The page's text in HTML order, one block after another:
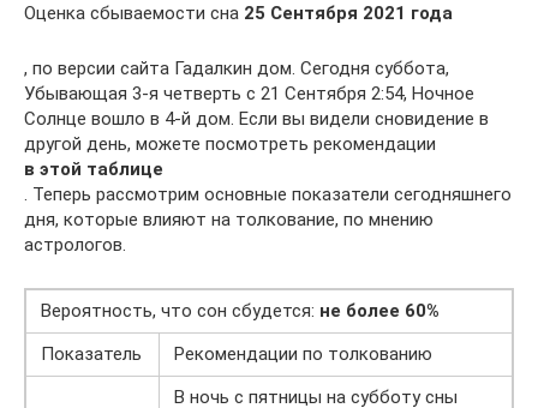
Оценка сбываемости сна 25 Сентября 2021 года
, по версии сайта Гадалкин дом. Сегодня суббота,
Убывающая 3-я четверть с 21 Сентября 2:54, Ночное
Солнце вошло в 4-й дом. Если вы видели сновидение в
другой день, можете посмотреть рекомендации
в этой таблице
. Теперь рассмотрим основные показатели сегодняшнего
дня, которые влияют на толкование, по мнению
астрологов.
Вероятность, что сон сбудется: не более 60%
Показатель
Рекомендации по толкованию
В ночь с пятницы на субботу сны